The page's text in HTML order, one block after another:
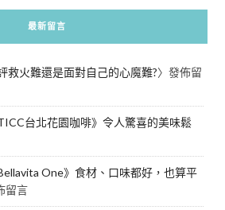
最新留言
救火難還是面對自己的心魔難?〉發佈留
台北花園咖啡》令人驚喜的美味鬆
One》食材、口味都好，也算平
留言